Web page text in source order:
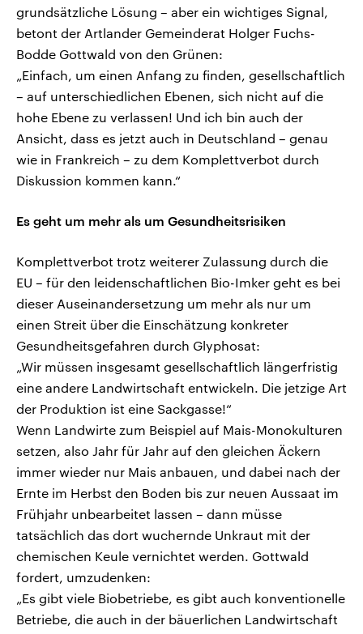
grundsätzliche Lösung – aber ein wichtiges Signal,
betont der Artlander Gemeinderat Holger Fuchs-
Bodde Gottwald von den Grünen:
„Einfach, um einen Anfang zu finden, gesellschaftlich
– auf unterschiedlichen Ebenen, sich nicht auf die
hohe Ebene zu verlassen! Und ich bin auch der
Ansicht, dass es jetzt auch in Deutschland – genau
wie in Frankreich – zu dem Komplettverbot durch
Diskussion kommen kann.“
Es geht um mehr als um Gesundheitsrisiken
Komplettverbot trotz weiterer Zulassung durch die
EU – für den leidenschaftlichen Bio-Imker geht es bei
dieser Auseinandersetzung um mehr als nur um
einen Streit über die Einschätzung konkreter
Gesundheitsgefahren durch Glyphosat:
„Wir müssen insgesamt gesellschaftlich längerfristig
eine andere Landwirtschaft entwickeln. Die jetzige Art
der Produktion ist eine Sackgasse!“
Wenn Landwirte zum Beispiel auf Mais-Monokulturen
setzen, also Jahr für Jahr auf den gleichen Äckern
immer wieder nur Mais anbauen, und dabei nach der
Ernte im Herbst den Boden bis zur neuen Aussaat im
Frühjahr unbearbeitet lassen – dann müsse
tatsächlich das dort wuchernde Unkraut mit der
chemischen Keule vernichtet werden. Gottwald
fordert, umzudenken:
„Es gibt viele Biobetriebe, es gibt auch konventionelle
Betriebe, die auch in der bäuerlichen Landwirtschaft